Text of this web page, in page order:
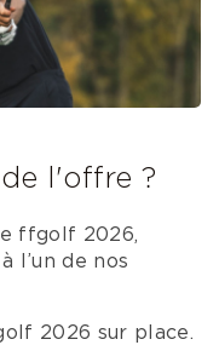
l'offre ?
ffgolf 2026,
l’un de nos
2026 sur place.